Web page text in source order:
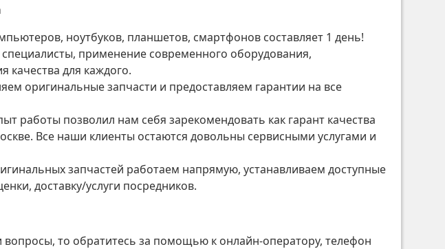
ноутбуков, планшетов, смартфонов составляет 1 день!
применение современного оборудования,
качества для каждого.
оригинальные запчасти и предоставляем гарантии на все
работы позволил нам себя зарекомендовать как гарант качества
Все наши клиенты остаются довольны сервисными услугами и
запчастей работаем напрямую, устанавливаем доступные
доставку/услуги посредников.
вопросы, то обратитесь за помощью к онлайн-оператору, телефон